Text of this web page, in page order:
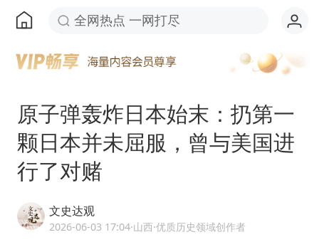
全网热点 一网打尽
原子弹轰炸日本始末：扔第一
颗日本并未屈服，曾与美国进
行了对赌
文史达观
2026-06-03 17:04·山西·优质历史领域创作者